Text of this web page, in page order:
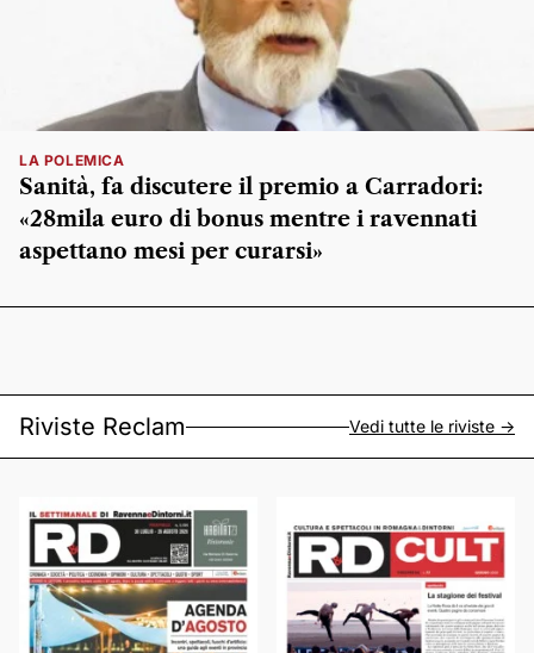
LA POLEMICA
Sanità, fa discutere il premio a Carradori:
«28mila euro di bonus mentre i ravennati
aspettano mesi per curarsi»
Riviste Reclam Vedi tutte le riviste ->